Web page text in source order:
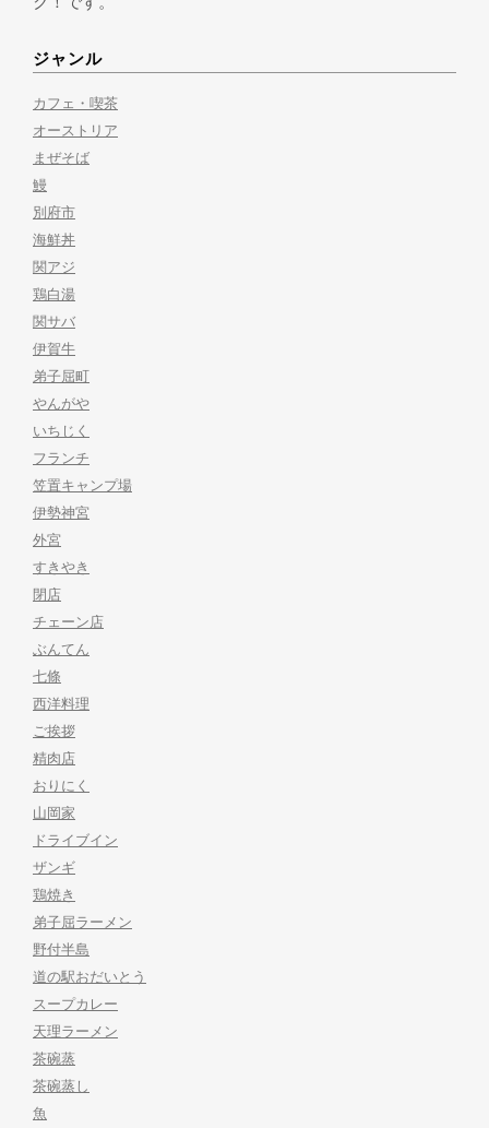
ジャンル
カフェ・喫茶
オーストリア
まぜそば
鰻
別府市
海鮮丼
関アジ
鶏白湯
関サバ
伊賀牛
弟子屈町
やんがや
いちじく
フランチ
笠置キャンプ場
伊勢神宮
外宮
すきやき
閉店
チェーン店
ぶんてん
七條
西洋料理
ご挨拶
精肉店
おりにく
山岡家
ドライブイン
ザンギ
鶏焼き
弟子屈ラーメン
野付半島
道の駅おだいとう
スープカレー
天理ラーメン
茶碗蒸
茶碗蒸し
魚